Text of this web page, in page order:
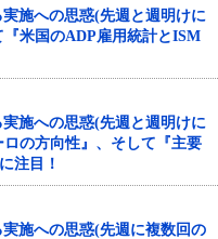
施への思惑(先週と週明けに
米国のADP雇用統計とISM
施への思惑(先週と週明けに
の方向性』、そして『主要
注目！
施への思惑(先週に複数回の